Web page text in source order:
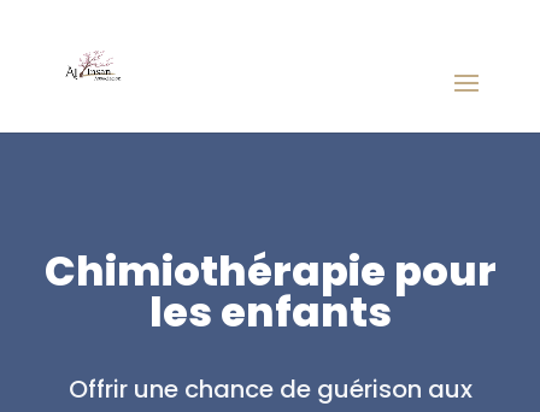
Chimiothérapie pour
les enfants
Offrir une chance de guérison aux